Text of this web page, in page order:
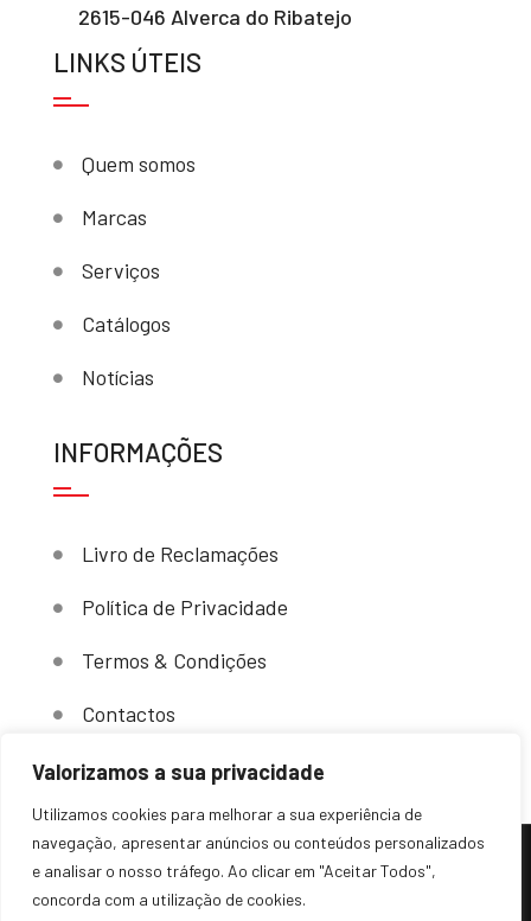
Valorizamos a sua privacidade
Utilizamos cookies para melhorar a sua experiência de
navegação, apresentar anúncios ou conteúdos personalizados
e analisar o nosso tráfego. Ao clicar em "Aceitar Todos",
concorda com a utilização de cookies.
2615-046 Alverca do Ribatejo
LINKS ÚTEIS
Quem somos
Marcas
Serviços
Catálogos
Notícias
INFORMAÇÕES
Livro de Reclamações
Política de Privacidade
Termos & Condições
Contactos
(c) 2024 – Sovende. Todos os direitos reservados.